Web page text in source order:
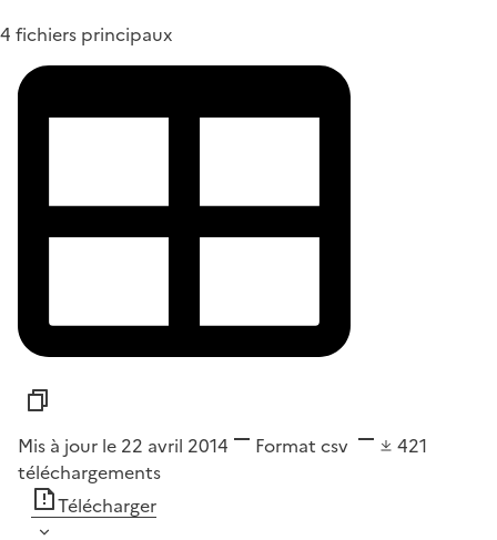
4 fichiers principaux
Mis à jour le 22 avril 2014 Format csv
421
téléchargements
Télécharger